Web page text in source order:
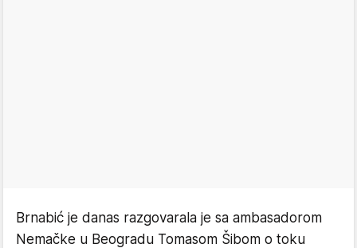
Brnabić je danas razgovarala je sa ambasadorom
Nemačke u Beogradu Tomasom Šibom o toku